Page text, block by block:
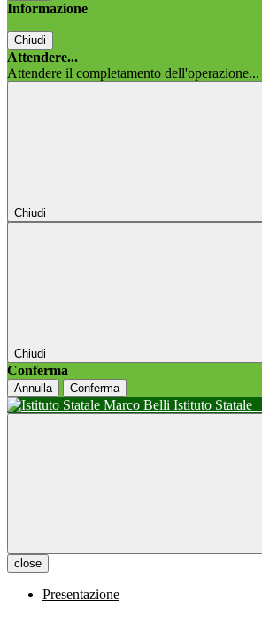
Informazione
Chiudi
Attendere...
Attendere il completamento dell'operazione...
Chiudi
Chiudi
Conferma
Annulla Conferma
Istituto Statale
close
Presentazione